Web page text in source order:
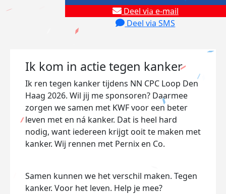
Deel via e-mail
Deel via SMS
Ik kom in actie tegen kanker
Ik ren tegen kanker tijdens NN CPC Loop Den
Haag 2026. Wil jij me sponsoren? Daarmee
zorgen we samen met KWF voor een beter
leven met en ná kanker. Dat is heel hard
nodig, want iedereen krijgt ooit te maken met
kanker. Wij rennen met Pernix en Co.
Samen kunnen we het verschil maken. Tegen
kanker. Voor het leven. Help je mee?